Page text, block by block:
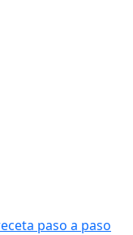
paso a paso